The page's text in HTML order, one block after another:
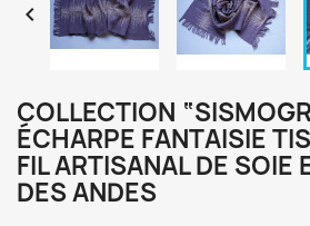

COLLECTION
ÉCHARPE FANTAISIE
FIL ARTISANAL DE SOIE
DES ANDES